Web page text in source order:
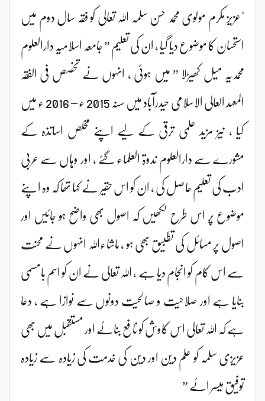
"عزیز مکرم مولوی محمد حسن سلمہ اللہ تعالی کو فقہ سال دوم میں
استحسان کا موضوع دیا گیا ، ان کی تعلیم ” جامعہ اسلامیہ دارالعلوم
محمدیہ میل کھیڑلا ” میں ہوئی ، انہوں نے تخصص فی الفقہ
المعہد العالی الاسلامی حیدرآباد میں سنہ 2015 ء – 2016 ء میں
کیا ، نیز مزید علمی ترقی کے لیے اپنے مخلص اساتذہ کے
مشورے سے دارالعلوم ندوۃ العلماء گئے ، اور وہاں سے عربی
ادب کی تعلیم حاصل کی ، ان کو اس حقیر نے کہا تھا کہ وہ اپنے
موضوع پر اس طرح لکھیں کہ اصول بھی واضح ہو جائیں اور
اصول پر مسائل کی تطبیق بھی ہو ، ماشاءاللہ انہوں نے محنت
سے اس کام کو انجام دیا ہے ، اللہ تعالی نے ان کو اسم بامسمی
بنایا ہے اور صلاحیت و صالحیت دونوں سے نوازا ہے ، دعا
ہے کہ اللہ تعالی اس کاوش کو نافع بنائے اور مستقبل میں بھی
عزیزی سلمہ کو علم دین اور دین کی خدمت کی زیادہ سے زیادہ
توفیق میسر ائے ”